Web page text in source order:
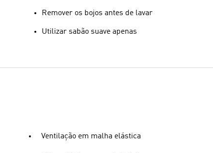
Remover os bojos antes de lavar
Utilizar sabão suave apenas
Ventilação em malha elástica